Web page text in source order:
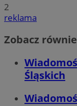
2
reklama
Zobacz
Śląskich